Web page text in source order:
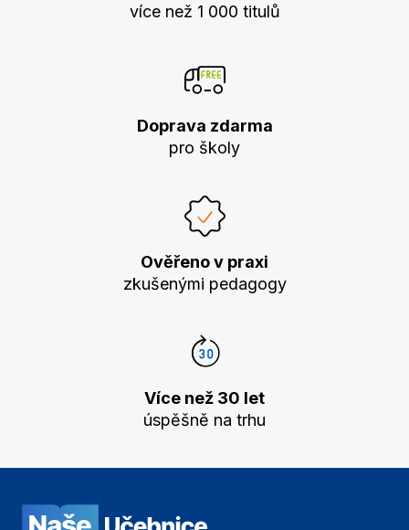
více než 1 000 titulů
Doprava zdarma
pro školy
Ověřeno v praxi
zkušenými pedagogy
Více než 30 let
úspěšně na trhu